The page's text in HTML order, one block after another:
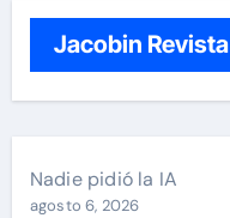
Jacobin Revista
Nadie pidió la IA
agosto 6, 2026